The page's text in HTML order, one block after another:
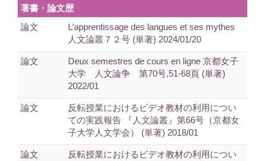
著書・論文歴
論文
L’apprentissage des langues et ses mythes
人文論叢７２号 (単著) 2024/01/20
論文
Deux semestres de cours en ligne 京都女子
大学 人文論争 第70号,51-68頁 (単著)
2022/01
論文
反転授業におけるビデオ教材の利用につい
ての実践報告 『人文論叢』第66号（京都女
子大学人文学会） (単著) 2018/01
論文
反転授業におけるビデオ教材の利用につい